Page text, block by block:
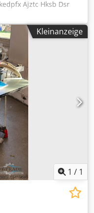
Ajztc Hksb Dsr
Kleinanzeige
1 / 1